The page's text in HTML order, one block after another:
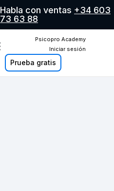
Habla con ventas +34 603
73 63 88
Psicopro Academy
Iniciar sesión
Prueba gratis